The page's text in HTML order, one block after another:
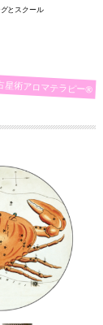
グとスクール
星術アロマテラピー®